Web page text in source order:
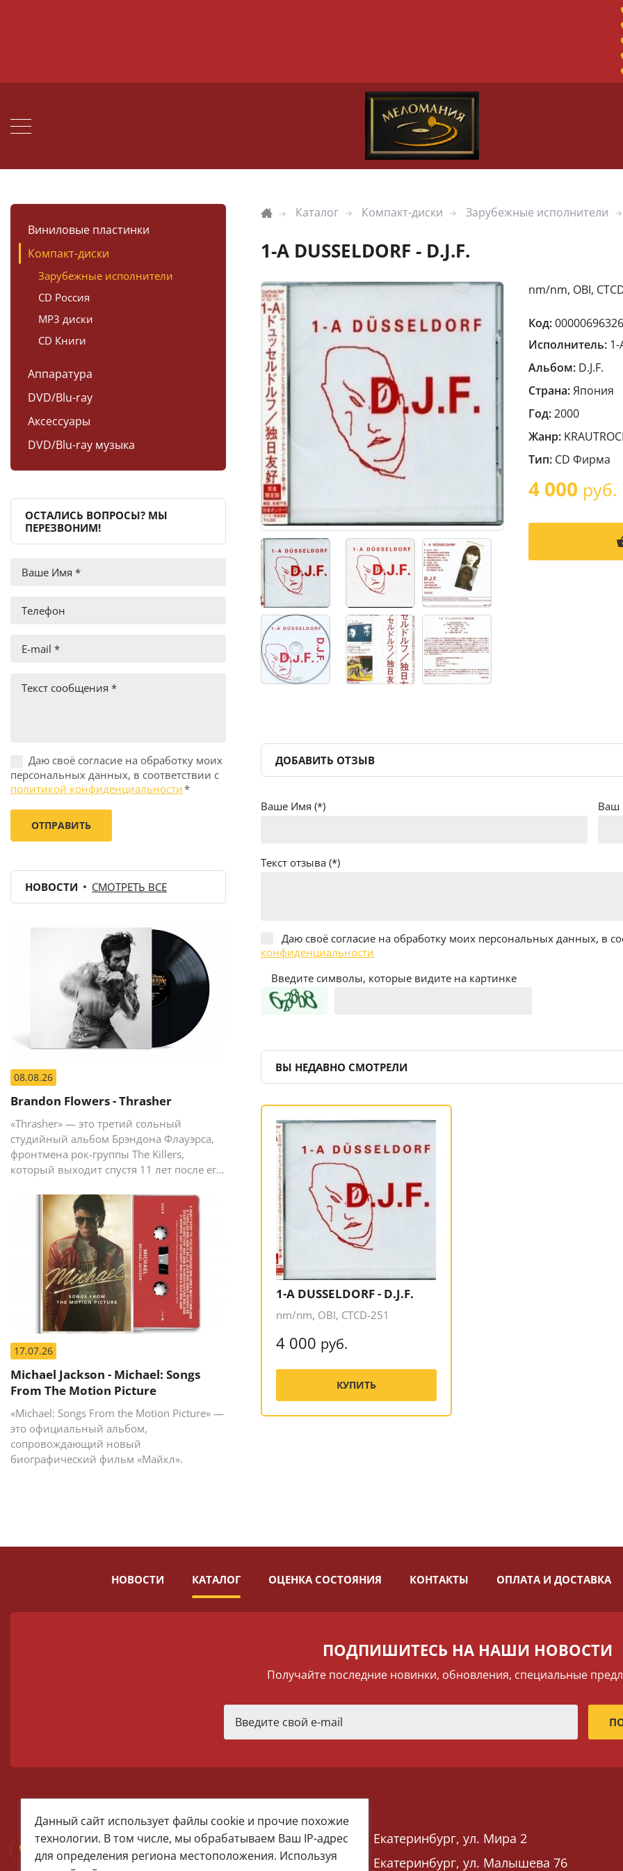
Виниловые пластинки
Компакт-диски
Зарубежные исполнители
CD Россия
MP3 диски
CD Книги
Аппаратура
DVD/Blu-ray
Аксессуары
DVD/Blu-ray музыка
ОСТАЛИСЬ ВОПРОСЫ? МЫ
ПЕРЕЗВОНИМ!
Даю своё согласие на обработку моих
персональных данных, в соответствии с
политикой конфиденциальности*
НОВОСТИ СМОТРЕТЬ ВСЕ
08.08.26
Brandon Flowers - Thrasher
«Thrasher» — это третий сольный
студийный альбом Брэндона Флауэрса,
фронтмена рок-группы The Killers,
который выходит спустя 11 лет после его
Desired Effect (2015).
17.07.26
Michael Jackson - Michael: Songs
From The Motion Picture
«Michael: Songs From the Motion Picture» —
это официальный альбом,
сопровождающий новый
биографический фильм «Майкл».
Каталог Компакт-диски Зарубежные исполнители
1-A DUSSELDORF - D.J.F.
nm/nm, OBI,
Код:00000696326
Исполнитель: 1-
Альбом: D.J.F.
Страна:Япония
Год:2000
Жанр:
Тип: CD Фирма
4 000 руб.
ДОБАВИТЬ ОТЗЫВ
Ваше Имя (*) Ваш
Текст отзыва (*)
Даю своё согласие на обработку моих персональных данных, в
конфиденциальности
Введите символы, которые видите на картинке
ВЫ НЕДАВНО СМОТРЕЛИ
1-A DUSSELDORF - D.J.F.
nm/nm, OBI, CTCD-251
4 000 руб.
КУПИТЬ
НОВОСТИ КАТАЛОГ ОЦЕНКА СОСТОЯНИЯ КОНТАКТЫ ОПЛАТА И ДОСТАВКА
ПОДПИШИТЕСЬ НА НАШИ НОВОСТИ
Получайте последние новинки, обновления, специальные
+7 (922) 025-50-71 (MAX)
Тел:+7 (343) 374-15-67 (Мира 2)
Екатеринбург, ул. Мира 2
Екатеринбург, ул. Малышева 76
Данный сайт использует файлы cookie и прочие похожие
технологии. В том числе, мы обрабатываем Ваш IP-адрес
для определения региона местоположения. Используя